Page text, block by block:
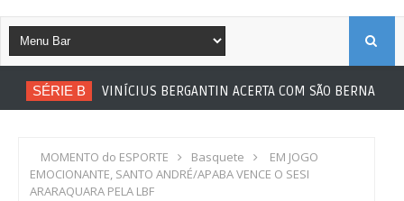
SÉRIE B VINÍCIUS BERGANTIN ACERTA COM SÃO BERNARDO
MOMENTO do ESPORTE Basquete
EM JOGO
EMOCIONANTE, SANTO ANDRÉ/APABA VENCE O SESI
ARARAQUARA PELA LBF